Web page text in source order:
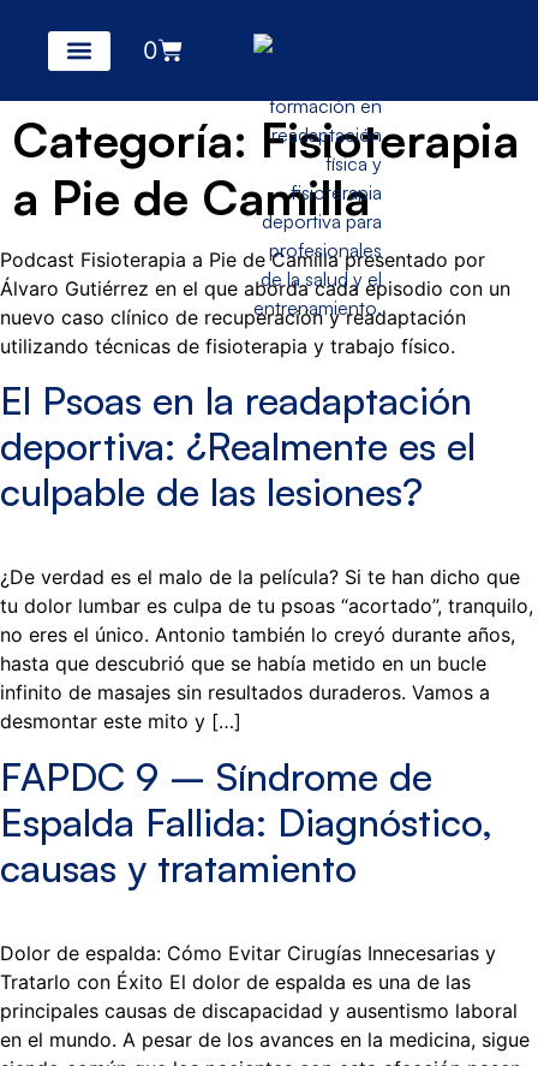
0
Categoría: Fisioterapia
a Pie de Camilla
Podcast Fisioterapia a Pie de Camilla presentado por
Álvaro Gutiérrez en el que aborda cada episodio con un
nuevo caso clínico de recuperación y readaptación
utilizando técnicas de fisioterapia y trabajo físico.
El Psoas en la readaptación
deportiva: ¿Realmente es el
culpable de las lesiones?
¿De verdad es el malo de la película? Si te han dicho que
tu dolor lumbar es culpa de tu psoas “acortado”, tranquilo,
no eres el único. Antonio también lo creyó durante años,
hasta que descubrió que se había metido en un bucle
infinito de masajes sin resultados duraderos. Vamos a
desmontar este mito y […]
FAPDC 9 – Síndrome de
Espalda Fallida: Diagnóstico,
causas y tratamiento
Dolor de espalda: Cómo Evitar Cirugías Innecesarias y
Tratarlo con Éxito El dolor de espalda es una de las
principales causas de discapacidad y ausentismo laboral
en el mundo. A pesar de los avances en la medicina, sigue